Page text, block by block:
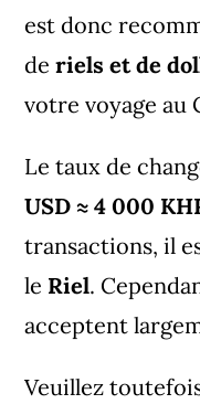
est donc
de riels et de
votre voyage au
Le taux de
USD ≈ 4 000
transactions, il
le Riel.
acceptent
Veuillez